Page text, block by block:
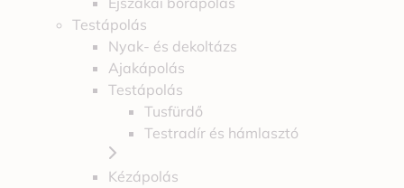
Testápolás
Nyak- és dekoltázs
Ajakápolás
Testápolás
Tusfürdő
Testradír és hámlasztó
Kézápolás